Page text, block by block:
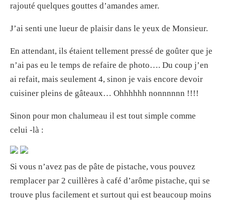
rajouté quelques gouttes d’amandes amer.
J’ai senti une lueur de plaisir dans le yeux de Monsieur.
En attendant, ils étaient tellement pressé de goûter que je
n’ai pas eu le temps de refaire de photo…. Du coup j’en
ai refait, mais seulement 4, sinon je vais encore devoir
cuisiner pleins de gâteaux… Ohhhhhh nonnnnnn !!!!
Sinon pour mon chalumeau il est tout simple comme
celui -là :
Si vous n’avez pas de pâte de pistache, vous pouvez
remplacer par 2 cuillères à café d’arôme pistache, qui se
trouve plus facilement et surtout qui est beaucoup moins